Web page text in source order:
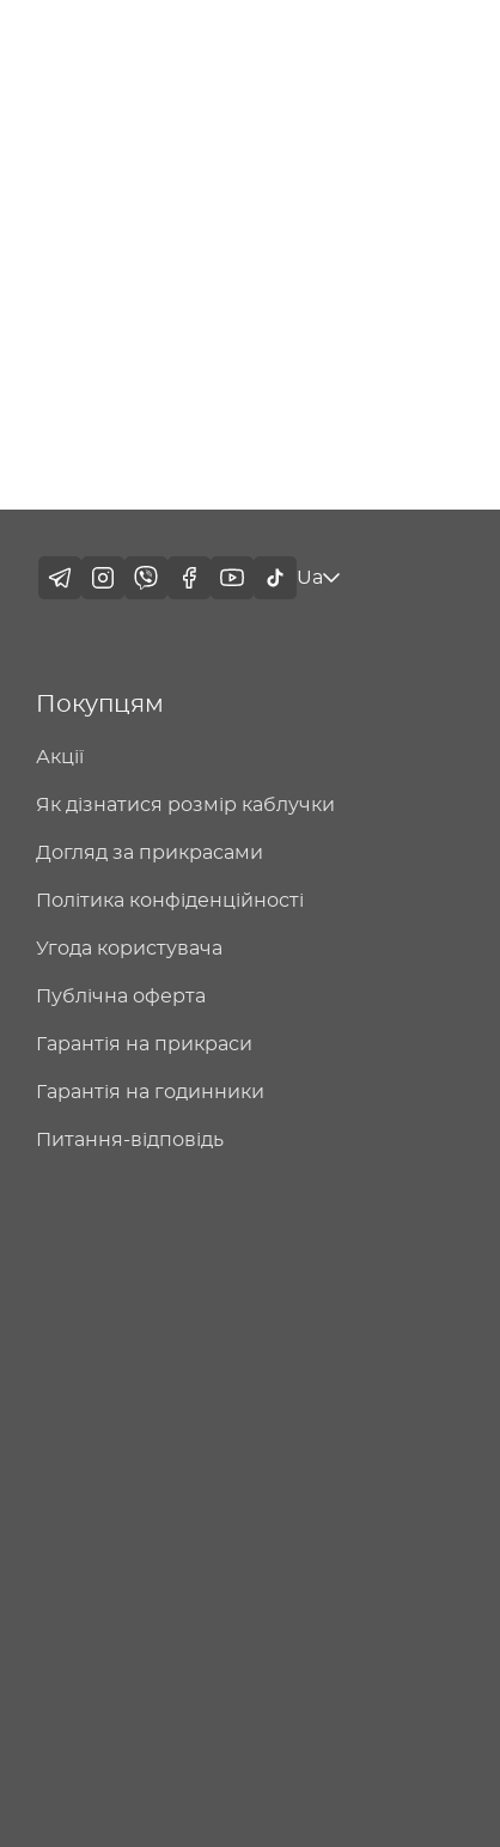
Ua
Покупцям
Акції
Як дізнатися розмір каблучки
Догляд за прикрасами
Політика конфіденційності
Угода користувача
Публічна оферта
Гарантія на прикраси
Гарантія на годинники
Питання-відповідь